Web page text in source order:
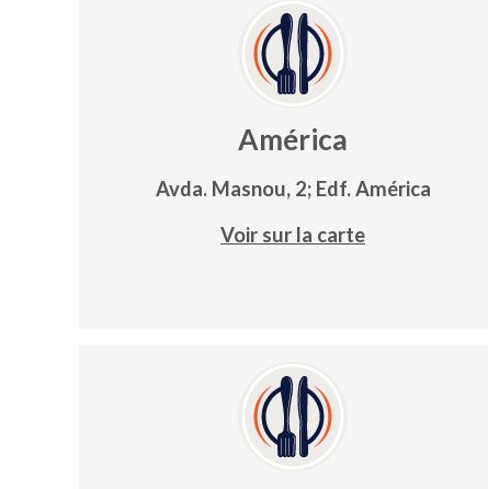
América
Avda. Masnou, 2; Edf. América
Voir sur la carte